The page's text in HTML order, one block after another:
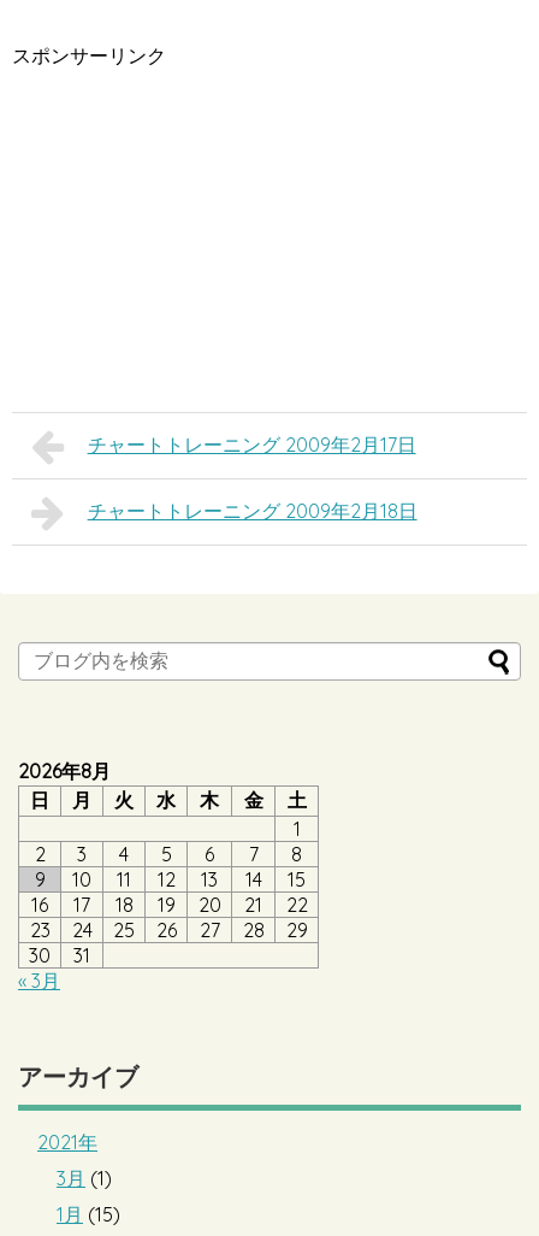
スポンサーリンク
チャートトレーニング 2009年2月17日
チャートトレーニング 2009年2月18日
2026年8月
日
月 火 水 木 金
土
1
2
3 4 5 6 7
8
9
10 11 12 13 14
15
16
17 18 19 20 21
22
23
24 25 26 27 28
29
30
31
« 3月
アーカイブ
2021年
3月 (1)
1月 (15)